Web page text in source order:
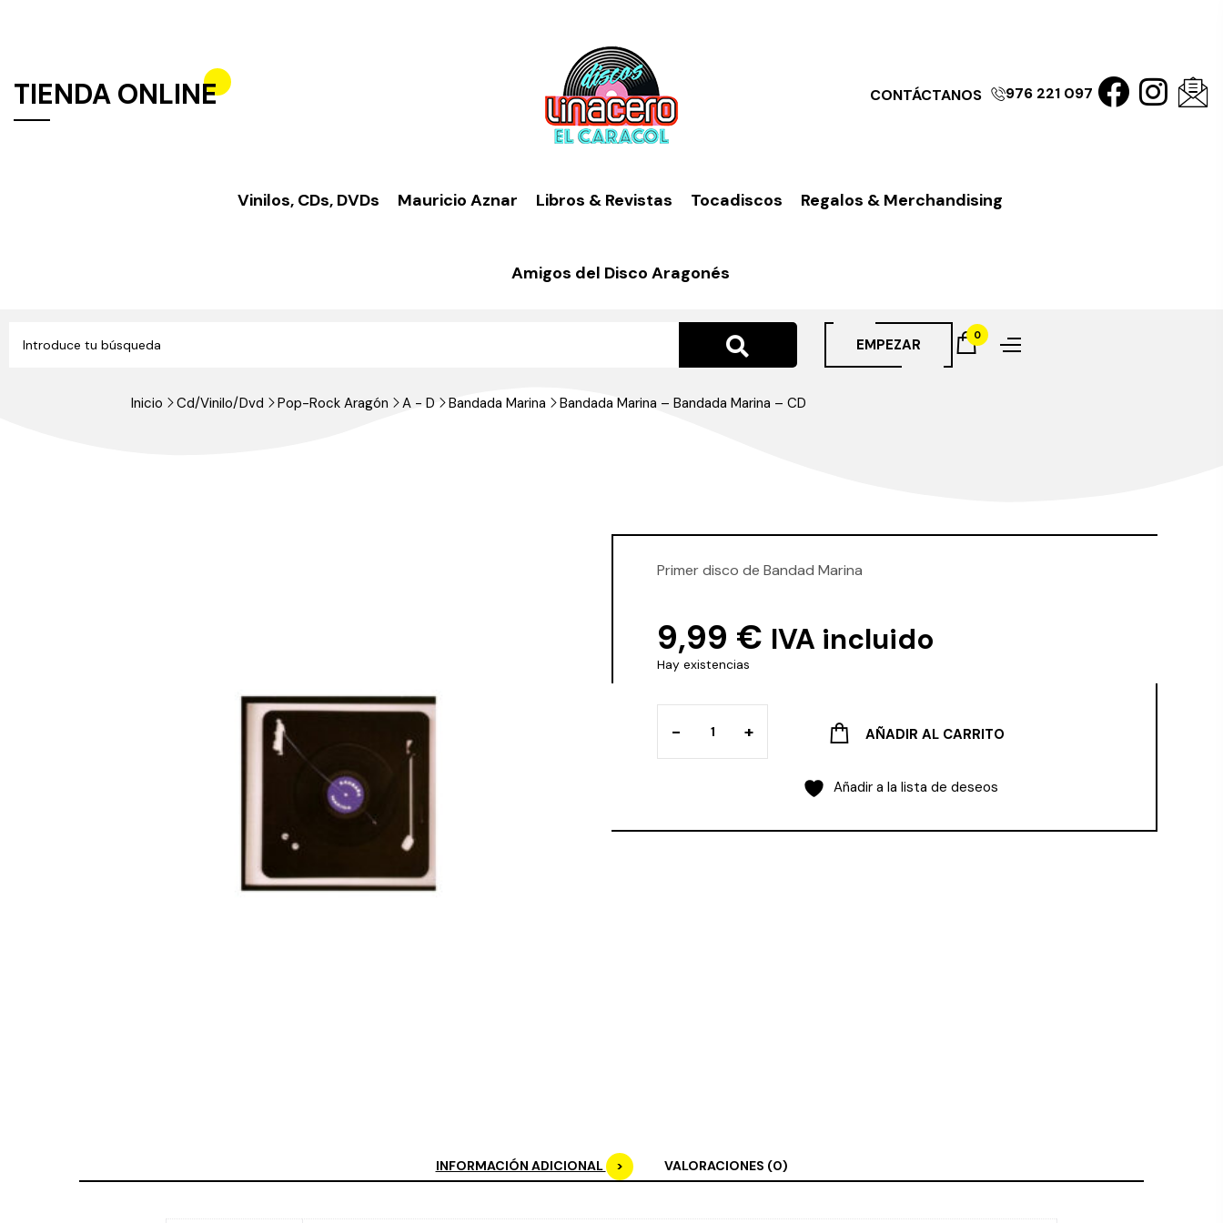
TIENDA ONLINE CONTÁCTANOS 976 221 097
Vinilos, CDs, DVDs Mauricio Aznar Libros & Revistas Tocadiscos Regalos & Merchandising
Amigos del Disco Aragonés
EMPEZAR
0
Inicio Cd/Vinilo/Dvd Pop-Rock Aragón A - D Bandada Marina Bandada Marina – Bandada Marina – CD
Primer disco de Bandad Marina
9,99 € IVA incluido
Hay existencias
- + AÑADIR AL CARRITO
Añadir a la lista de deseos
INFORMACIÓN ADICIONAL VALORACIONES (0)